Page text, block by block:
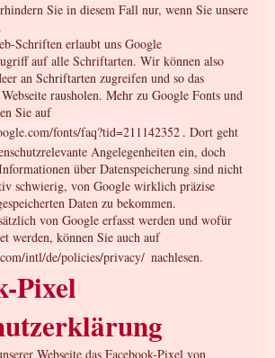
Sie in diesem Fall nur, wenn Sie unsere
Schriften erlaubt uns Google
auf alle Schriftarten. Wir können also
an Schriftarten zugreifen und so das
rausholen. Mehr zu Google Fonts und
Sie auf
fonts/faq?tid=211142352 . Dort geht
Angelegenheiten ein, doch
über Datenspeicherung sind nicht
schwierig, von Google wirklich präzise
Daten zu bekommen.
von Google erfasst werden und wofür
werden, können Sie auch auf
intl/de/policies/privacy/ nachlesen.
Pixel
Webseite das Facebook-Pixel von